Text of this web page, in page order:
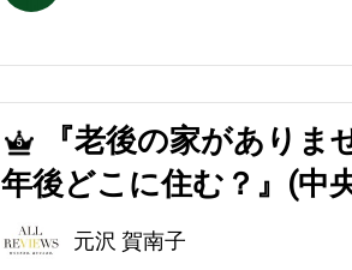
5
『老後の家があり
年後どこに住む？』(中
元沢 賀南子